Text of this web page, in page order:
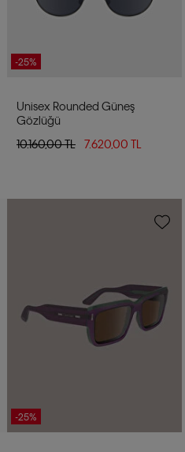
-25%
Unisex Rounded Güneş
Gözlüğü
10.160,00 TL
7.620,00 TL
-25%